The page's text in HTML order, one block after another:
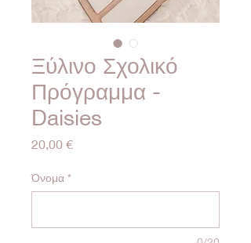
Ξύλινο Σχολικό
Πρόγραμμα -
Daisies
20,00 €Τιμή
Όνομα *